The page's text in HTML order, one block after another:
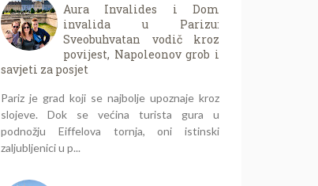
Aura Invalides i Dom
invalida u Parizu:
Sveobuhvatan vodič kroz
povijest, Napoleonov grob i
savjeti za posjet
Pariz je grad koji se najbolje upoznaje kroz
slojeve. Dok se većina turista gura u
podnožju Eiffelova tornja, oni istinski
zaljubljenici u p...